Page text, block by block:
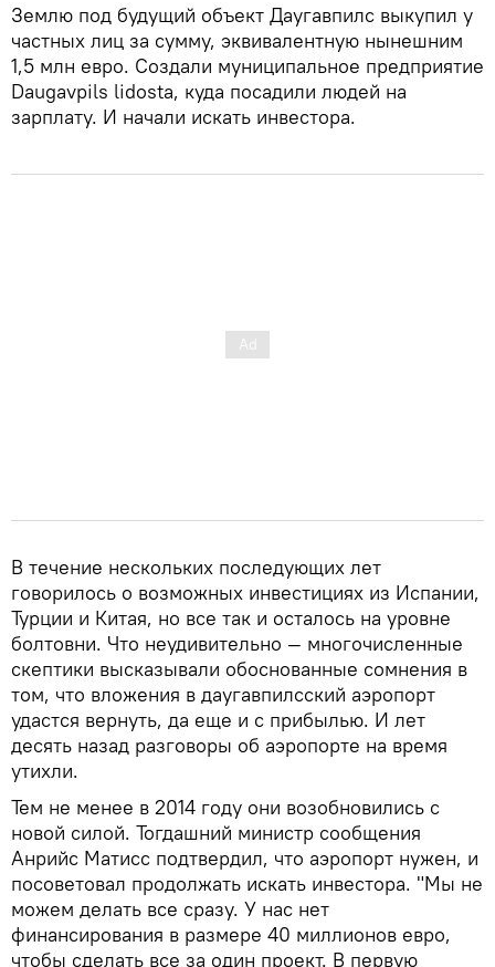
Землю под будущий объект Даугавпилс выкупил у
частных лиц за сумму, эквивалентную нынешним
1,5 млн евро. Создали муниципальное предприятие
Daugavpils lidosta, куда посадили людей на
зарплату. И начали искать инвестора.
В течение нескольких последующих лет
говорилось о возможных инвестициях из Испании,
Турции и Китая, но все так и осталось на уровне
болтовни. Что неудивительно — многочисленные
скептики высказывали обоснованные сомнения в
том, что вложения в даугавпилсский аэропорт
удастся вернуть, да еще и с прибылью. И лет
десять назад разговоры об аэропорте на время
утихли.
Тем не менее в 2014 году они возобновились с
новой силой. Тогдашний министр сообщения
Анрийс Матисс подтвердил, что аэропорт нужен, и
посоветовал продолжать искать инвестора. "Мы не
можем делать все сразу. У нас нет
финансирования в размере 40 миллионов евро,
чтобы сделать все за один проект. В первую